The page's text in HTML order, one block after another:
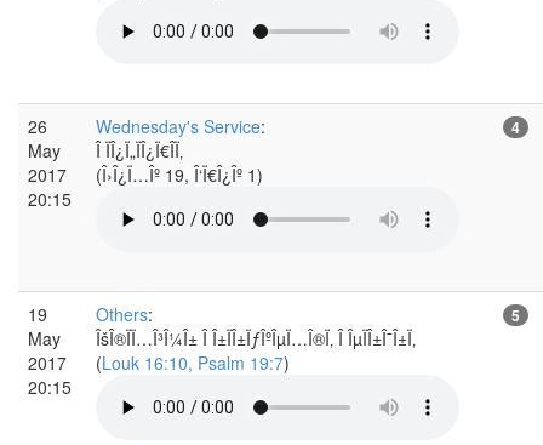
26
May
2017
20:15
Wednesday's Service:
Î ÏÎ¿Ï„ÏÎ¿Ï€Î­Ï‚
(Î›Î¿Ï…Îº 19, Î‘Ï€Î¿Îº 1)
4
19
May
2017
20:15
Others:
ÎšÎ®ÏÏ…Î³Î¼Î± Î Î±ÏÎ±ÏƒÎºÎµÏ…Î®Ï‚ Î ÎµÏÎ±Î¯Î±Ï‚
(Louk 16:10, Psalm 19:7)
5